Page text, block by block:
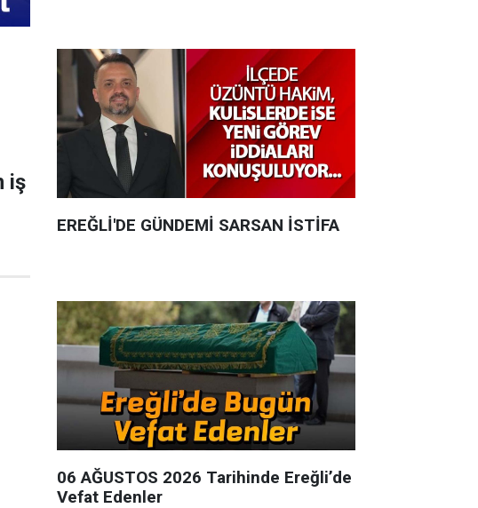
iş
EREĞLİ'DE GÜNDEMİ SARSAN İSTİFA
06 AĞUSTOS 2026 Tarihinde Ereğli’de
Vefat Edenler